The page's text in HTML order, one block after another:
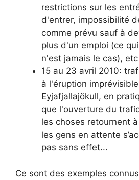
restrictions sur les
d'entrer, impossibilité
comme prévu sauf à
plus d'un emploi (ce
n'est jamais le cas), etc
15 au 23 avril 2010:
à l'éruption
Eyjafjallajökull, en
que l'ouverture du
les choses retournent
les gens en attente
pas sans effet...
Ce sont des exemples